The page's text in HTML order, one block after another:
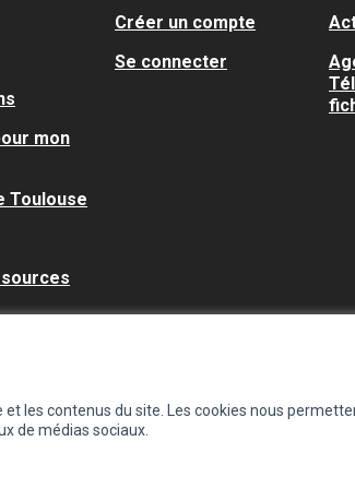
les contenus du site. Les cookies nous
de médias sociaux.
mon
Toulouse
Créer un compte
Se connecter